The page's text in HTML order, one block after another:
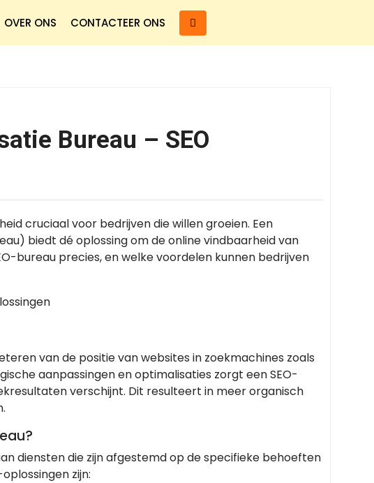
OVER ONS CONTACTEER ONS
Bureau – SEO
cruciaal voor bedrijven die willen groeien. Een
biedt dé oplossing om de online vindbaarheid van
bureau precies, en welke voordelen kunnen bedrijven
van de positie van websites in zoekmachines zoals
aanpassingen en optimalisaties zorgt een SEO-
verschijnt. Dit resulteert in meer organisch
diensten die zijn afgestemd op de specifieke behoeften
zijn: